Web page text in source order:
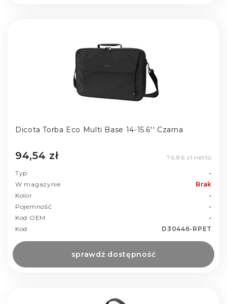
Dicota Torba Eco Multi Base 14-15.6'' Czarna
94,54 zł 76,86 zł netto
Typ
-
W magazynie
Brak
Kolor
-
Pojemność
-
Kod OEM
-
Kod
D30446-RPET
sprawdź dostępność